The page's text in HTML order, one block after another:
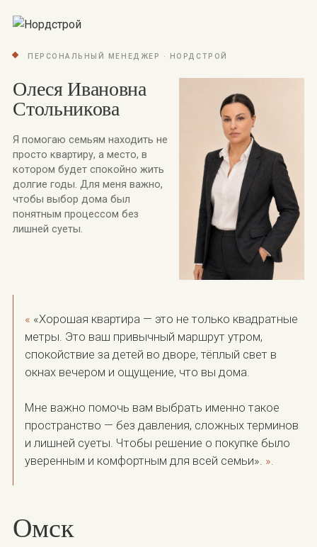
ПЕРСОНАЛЬНЫЙ МЕНЕДЖЕР · НОРДСТРОЙ
Олеся Ивановна
Стольникова
Я помогаю семьям находить не
просто квартиру, а место, в
котором будет спокойно жить
долгие годы. Для меня важно,
чтобы выбор дома был
понятным процессом без
лишней суеты.
«Хорошая квартира — это не только квадратные
метры. Это ваш привычный маршрут утром,
спокойствие за детей во дворе, тёплый свет в
окнах вечером и ощущение, что вы дома.
Мне важно помочь вам выбрать именно такое
пространство — без давления, сложных терминов
и лишней суеты. Чтобы решение о покупке было
уверенным и комфортным для всей семьи».
Омск